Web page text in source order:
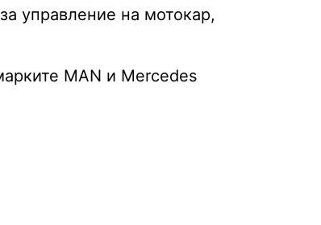
управление на мотокар,
MAN и Mercedes